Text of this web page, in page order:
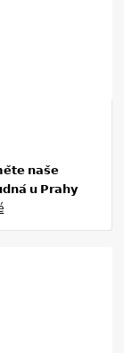
𝗻𝗮𝘀̌𝗲
𝘂 𝗣𝗿𝗮𝗵𝘆